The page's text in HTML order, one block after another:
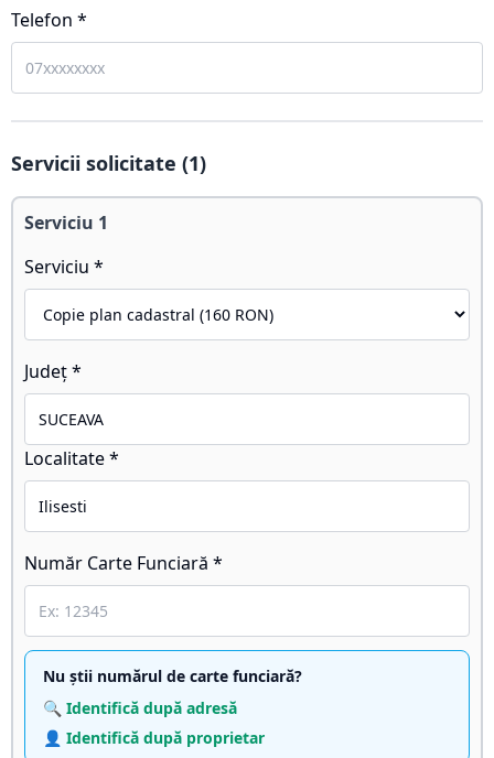
Telefon *
Servicii solicitate (1)
Serviciu 1
Serviciu *
Județ *
Localitate *
Număr Carte Funciară *
Nu știi numărul de carte funciară?
🔍 Identifică după adresă
👤 Identifică după proprietar